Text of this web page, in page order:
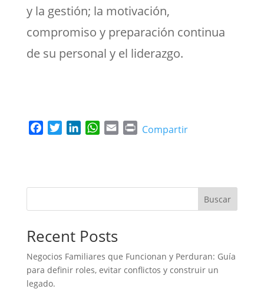
y la gestión; la motivación,
compromiso y preparación continua
de su personal y el liderazgo.
b
o
t
r
e
I
W
s
p
l
P
t
Compartir
Buscar
Recent Posts
Negocios Familiares que Funcionan y Perduran: Guía
para definir roles, evitar conflictos y construir un
legado.